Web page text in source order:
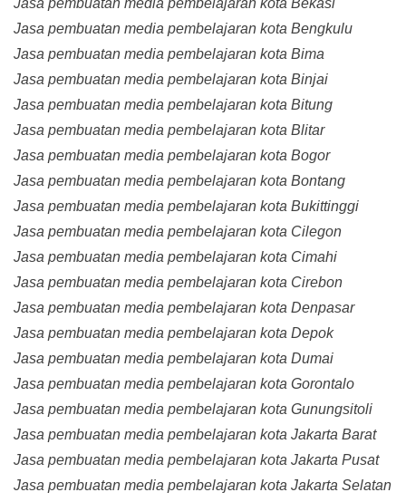
Jasa pembuatan media pembelajaran kota Bekasi
Jasa pembuatan media pembelajaran kota Bengkulu
Jasa pembuatan media pembelajaran kota Bima
Jasa pembuatan media pembelajaran kota Binjai
Jasa pembuatan media pembelajaran kota Bitung
Jasa pembuatan media pembelajaran kota Blitar
Jasa pembuatan media pembelajaran kota Bogor
Jasa pembuatan media pembelajaran kota Bontang
Jasa pembuatan media pembelajaran kota Bukittinggi
Jasa pembuatan media pembelajaran kota Cilegon
Jasa pembuatan media pembelajaran kota Cimahi
Jasa pembuatan media pembelajaran kota Cirebon
Jasa pembuatan media pembelajaran kota Denpasar
Jasa pembuatan media pembelajaran kota Depok
Jasa pembuatan media pembelajaran kota Dumai
Jasa pembuatan media pembelajaran kota Gorontalo
Jasa pembuatan media pembelajaran kota Gunungsitoli
Jasa pembuatan media pembelajaran kota Jakarta Barat
Jasa pembuatan media pembelajaran kota Jakarta Pusat
Jasa pembuatan media pembelajaran kota Jakarta Selatan